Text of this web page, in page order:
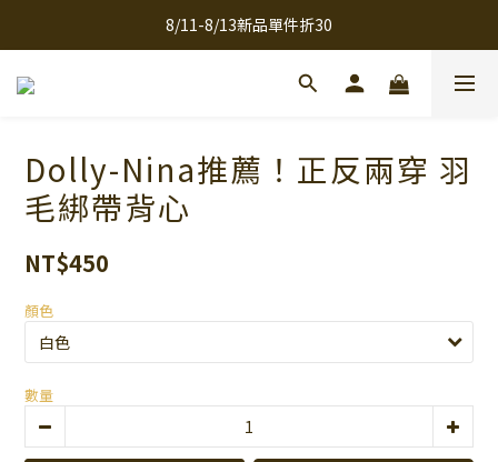
全館滿千免運
8/11-8/13新品單件折30
Dolly-Nina推薦！正反兩穿 羽
毛綁帶背心
NT$450
顏色
數量